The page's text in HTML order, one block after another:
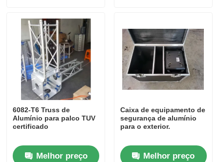
Lar
Produtos
Vídeos
6082-T6 Truss de
Alumínio para palco TUV
certificado
Melhor preço
Caixa de equipamento de
segurança de alumínio
para o exterior.
Melhor preço